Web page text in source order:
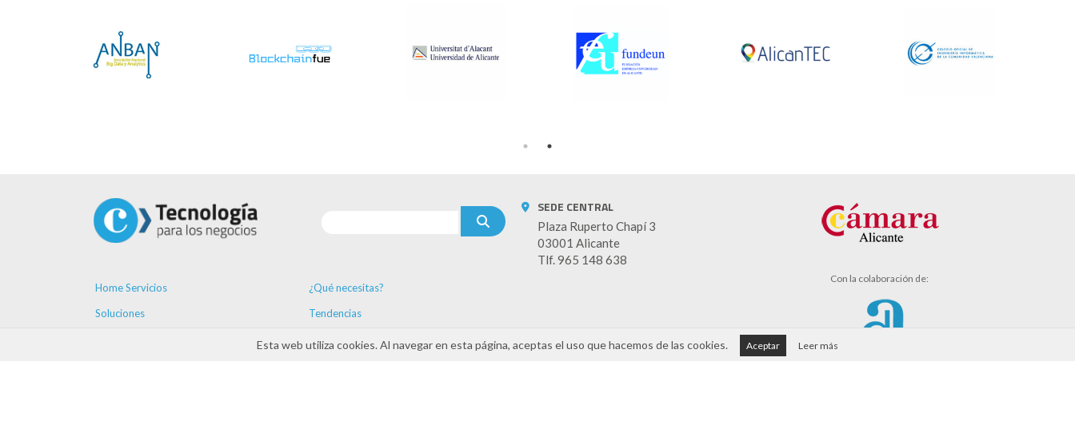
Home Servicios
¿Qué necesitas?
Soluciones
Tendencias
Formación
SEDE CENTRAL
Plaza Ruperto Chapí 3
03001 Alicante
Tlf. 965 148 638
Con la colaboración de:
Esta web utiliza cookies. Al navegar en esta página, aceptas el uso que hacemos de las cookies. Aceptar Leer más